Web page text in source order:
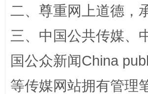
站台名比不上好声名
二、尊重网上道德，
三、中国公共传媒、
国公众新闻China
等传媒网站拥有管理